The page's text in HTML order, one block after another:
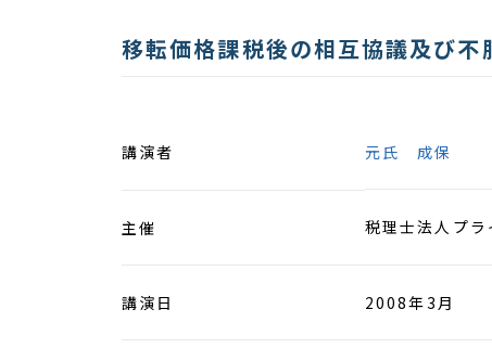
移転価格課税後の相互協議及び
講演者 元氏 成保
主催 税理士法人プ
講演日 2008年3月